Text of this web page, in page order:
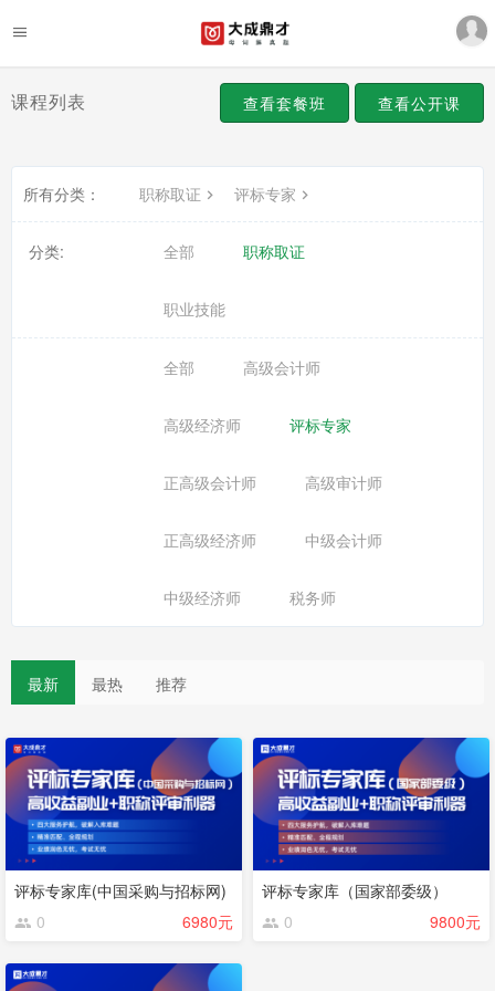
课程列表 查看套餐班 查看公开课
所有分类： 职称取证 评标专家
分类: 全部 职称取证
职业技能
全部 高级会计师
高级经济师 评标专家
正高级会计师 高级审计师
正高级经济师 中级会计师
中级经济师 税务师
最新 最热 推荐
评标专家库(中国采购与招标网)
0
6980元
评标专家库（国家部委级）
0
9800元